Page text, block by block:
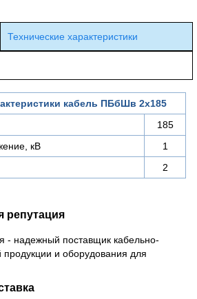
Технические характеристики
кабель ПБбШв 2х185
185
кВ
1
2
репутация
- надежный поставщик кабельно-
продукции и оборудования для